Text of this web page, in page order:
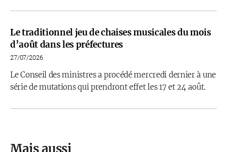
Le traditionnel jeu de chaises musicales du mois
d’août dans les préfectures
27/07/2026
Le Conseil des ministres a procédé mercredi dernier à une
série de mutations qui prendront effet les 17 et 24 août.
Mais aussi